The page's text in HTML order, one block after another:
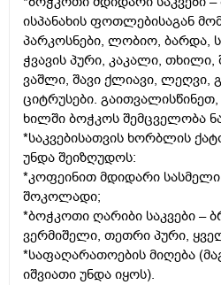
ისპანახის ფოთლებისაგან
პარკოსნები, ლობიო, ბარდა,
ჭვავის პური, კაკალი, თხილი,
ვაშლი, შავი ქლიავი, ლეღვი,
ციტრუსები.
ხილში ბოჭკოს შემცველობა
*საკვებისათვის ხორბლის
უნდა შეიზღუდოს:
*კოფეინით მდიდარი სასმელი
შოკოლადი;
*ბოჭკოთი ღარიბი საკვები –
ვერმიშელი, თეთრი პური,
*საფაღარათოების მიღება
იშვიათი უნდა იყოს).